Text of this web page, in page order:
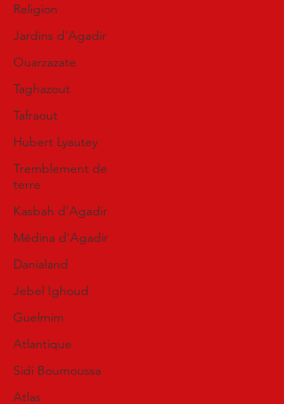
Religion
Jardins d'Agadir
Ouarzazate
Taghazout
Tafraout
Hubert Lyautey
Tremblement de
terre
Kasbah d'Agadir
Médina d'Agadir
Danialand
Jebel Ighoud
Guelmim
Atlantique
Sidi Boumoussa
Atlas